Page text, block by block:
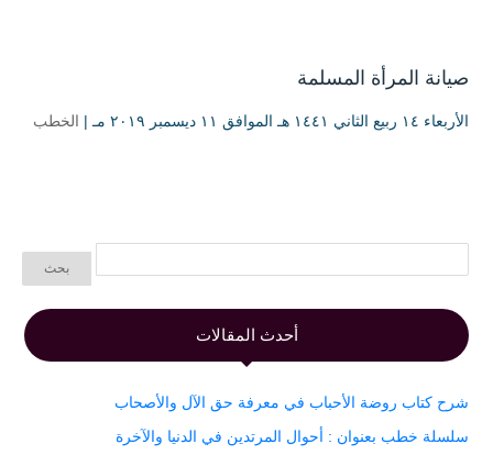
صيانة المرأة المسلمة
الأربعاء ۱٤ ربيع الثاني ۱٤٤۱ هـ الموافق ۱۱ ديسمبر ۲۰۱۹ مـ | الخطب
أحدث المقالات
شرح كتاب روضة الأحباب في معرفة حق الآل والأصحاب
سلسلة خطب بعنوان : أحوال المرتدين في الدنيا والآخرة